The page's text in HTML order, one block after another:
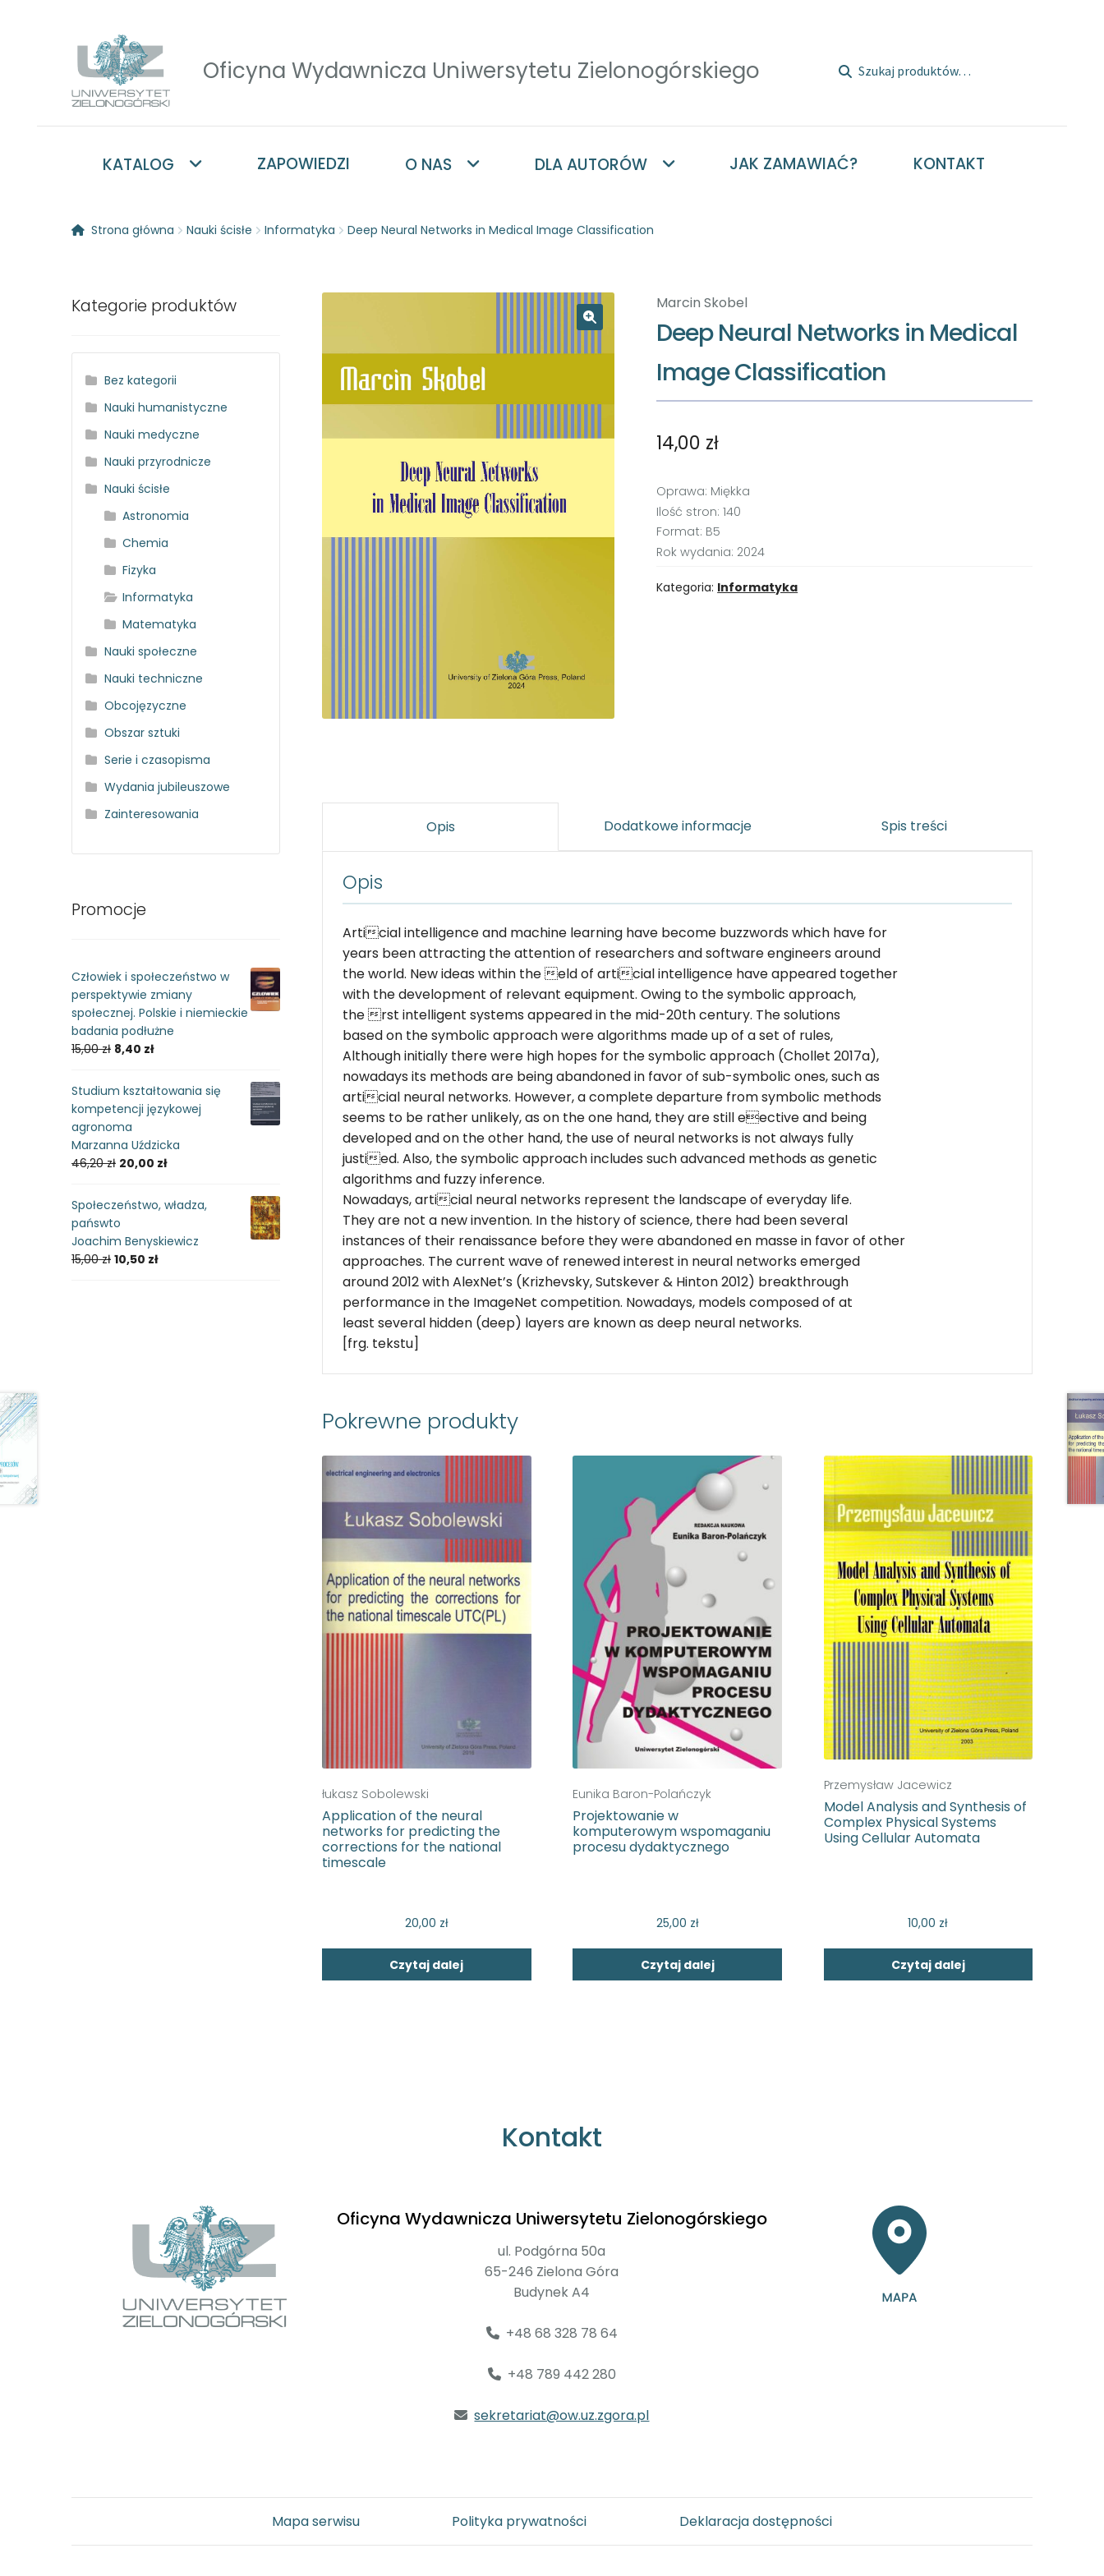
Przejdź
do
nawigacji
Przejdź
do
treści
KATALOG ZAPOWIEDZI O NAS DLA AUTORÓW JAK ZAMAWIAĆ? KONTAKT
Strona główna Nauki ścisłe Informatyka Deep Neural Networks in Medical Image Classification
Marcin Skobel
Deep Neural Networks in Medical
Image Classification
14,00 zł
Oprawa: Miękka
Ilość stron: 140
Format: B5
Rok wydania: 2024
Kategoria: Informatyka
Opis Dodatkowe informacje Spis treści
Opis
Articial intelligence and machine learning have become buzzwords which have for
years been attracting the attention of researchers and software engineers around
the world. New ideas within the eld of articial intelligence have appeared together
with the development of relevant equipment. Owing to the symbolic approach,
the rst intelligent systems appeared in the mid-20th century. The solutions
based on the symbolic approach were algorithms made up of a set of rules,
Although initially there were high hopes for the symbolic approach (Chollet 2017a),
nowadays its methods are being abandoned in favor of sub-symbolic ones, such as
articial neural networks. However, a complete departure from symbolic methods
seems to be rather unlikely, as on the one hand, they are still eective and being
developed and on the other hand, the use of neural networks is not always fully
justied. Also, the symbolic approach includes such advanced methods as genetic
algorithms and fuzzy inference.
Nowadays, articial neural networks represent the landscape of everyday life.
They are not a new invention. In the history of science, there had been several
instances of their renaissance before they were abandoned en masse in favor of other
approaches. The current wave of renewed interest in neural networks emerged
around 2012 with AlexNet’s (Krizhevsky, Sutskever & Hinton 2012) breakthrough
performance in the ImageNet competition. Nowadays, models composed of at
least several hidden (deep) layers are known as deep neural networks.
[frg. tekstu]
Pokrewne produkty
łukasz Sobolewski
Application of the neural
networks for predicting the
corrections for the national
timescale
20,00 zł
Czytaj dalej
Eunika Baron-Polańczyk
Projektowanie w
komputerowym wspomaganiu
procesu dydaktycznego
25,00 zł
Czytaj dalej
Przemysław Jacewicz
Model Analysis and Synthesis of
Complex Physical Systems
Using Cellular Automata
10,00 zł
Czytaj dalej
Kategorie produktów
Bez kategorii
Nauki humanistyczne
Nauki medyczne
Nauki przyrodnicze
Nauki ścisłe
Astronomia
Chemia
Fizyka
Informatyka
Matematyka
Nauki społeczne
Nauki techniczne
Obcojęzyczne
Obszar sztuki
Serie i czasopisma
Wydania jubileuszowe
Zainteresowania
Promocje
Człowiek i społeczeństwo w
perspektywie zmiany
społecznej. Polskie i niemieckie
badania podłużne
15,00zł 8,40 zł
Studium kształtowania się
kompetencji językowej
agronoma
Marzanna Uździcka
46,20zł 20,00 zł
Społeczeństwo, władza,
pańswto
Joachim Benyskiewicz
15,00zł 10,50 zł
Kontakt
Oficyna Wydawnicza Uniwersytetu Zielonogórskiego
ul. Podgórna 50a
65-246 Zielona Góra
Budynek A4
+48 68 328 78 64
+48 789 442 280
sekretariat@ow.uz.zgora.pl
Mapa serwisu Polityka prywatności Deklaracja dostępności